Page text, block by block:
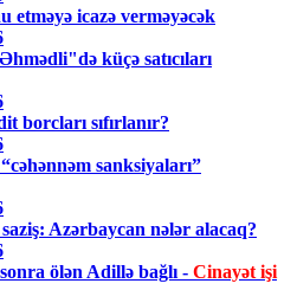
etməyə icazə verməyəcək
küçə satıcıları
borcları sıfırlanır?
sanksiyaları”
Azərbaycan nələr alacaq?
ölən Adillə bağlı - Cinayət işi